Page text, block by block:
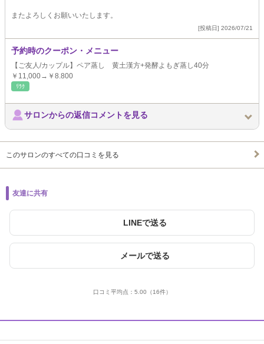
またよろしくお願いいたします。
[投稿日] 2026/07/21
予約時のクーポン・メニュー
【ご友人/カップル】ペア蒸し 黄土漢方+発酵よもぎ蒸し40分
￥11,000→￥8.800
ﾘﾗｸ
サロンからの返信コメントを見る
このサロンのすべての口コミを見る
友達に共有
LINEで送る
メールで送る
口コミ平均点： 5.00 （16件）